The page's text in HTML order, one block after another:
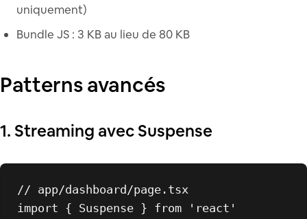
uniquement)
Bundle JS : 3 KB au lieu de 80 KB
Patterns avancés
1. Streaming avec Suspense
// app/dashboard/page.tsx
import { Suspense } from
'react'